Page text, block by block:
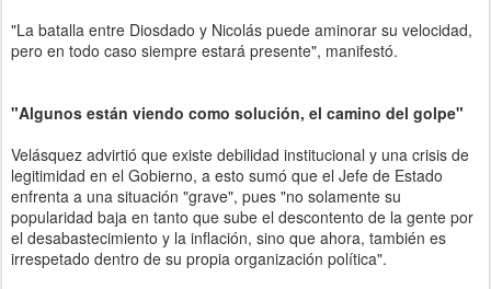
"La batalla entre Diosdado y Nicolás puede aminorar su velocidad,
pero en todo caso siempre estará presente", manifestó.
"Algunos están viendo como solución, el camino del golpe"
Velásquez advirtió que existe debilidad institucional y una crisis de
legitimidad en el Gobierno, a esto sumó que el Jefe de Estado
enfrenta a una situación "grave", pues "no solamente su
popularidad baja en tanto que sube el descontento de la gente por
el desabastecimiento y la inflación, sino que ahora, también es
irrespetado dentro de su propia organización política".